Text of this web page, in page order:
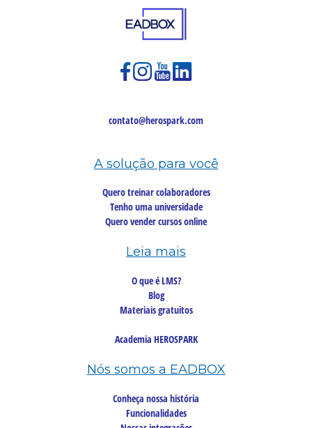
contato@herospark.com
A solução para você
Quero treinar colaboradores
Tenho uma universidade
Quero vender cursos online
Leia mais
O que é LMS?
Blog
Materiais gratuitos
Academia HEROSPARK
Nós somos a EADBOX
Conheça nossa história
Funcionalidades